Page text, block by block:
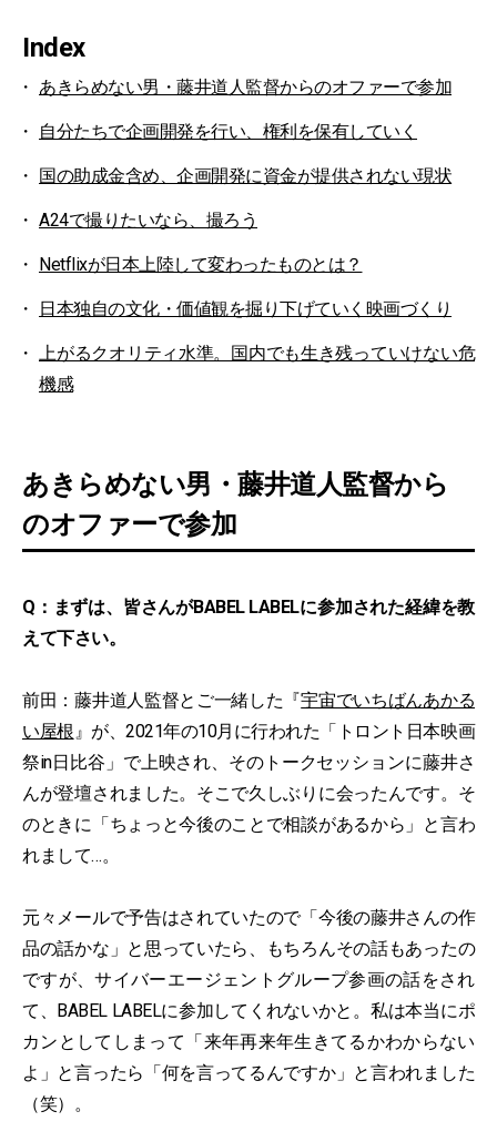
Index
あきらめない男・藤井道人監督からのオファーで参加
自分たちで企画開発を行い、権利を保有していく
国の助成金含め、企画開発に資金が提供されない現状
A24で撮りたいなら、撮ろう
Netflixが日本上陸して変わったものとは？
日本独自の文化・価値観を掘り下げていく映画づくり
上がるクオリティ水準。国内でも生き残っていけない危
機感
あきらめない男・藤井道人監督から
のオファーで参加
Q：まずは、皆さんがBABEL LABELに参加された経緯を教
えて下さい。
前田：藤井道人監督とご一緒した『宇宙でいちばんあかる
い屋根』が、2021年の10月に行われた「トロント日本映画
祭in日比谷」で上映され、そのトークセッションに藤井さ
んが登壇されました。そこで久しぶりに会ったんです。そ
のときに「ちょっと今後のことで相談があるから」と言わ
れまして…。
元々メールで予告はされていたので「今後の藤井さんの作
品の話かな」と思っていたら、もちろんその話もあったの
ですが、サイバーエージェントグループ参画の話をされ
て、BABEL LABELに参加してくれないかと。私は本当にポ
カンとしてしまって「来年再来年生きてるかわからない
よ」と言ったら「何を言ってるんですか」と言われました
（笑）。